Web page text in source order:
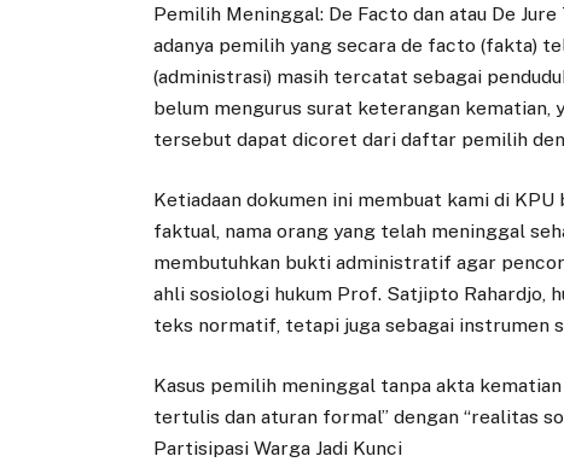
Pemilih Meninggal: De Facto dan atau De
adanya pemilih yang secara de facto (fakta)
(administrasi) masih tercatat sebagai
belum mengurus surat keterangan kematian,
tersebut dapat dicoret dari daftar pemilih
Ketiadaan dokumen ini membuat kami di
faktual, nama orang yang telah meninggal
membutuhkan bukti administratif agar
ahli sosiologi hukum Prof. Satjipto Rahardjo,
teks normatif, tetapi juga sebagai instrumen
Kasus pemilih meninggal tanpa akta
tertulis dan aturan formal” dengan “realitas
Partisipasi Warga Jadi Kunci